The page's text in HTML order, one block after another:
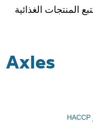
المنتجات الغذائية
Axles
HACCP